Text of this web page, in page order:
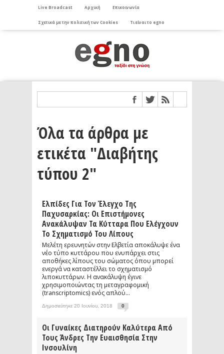
Live Broadcast Αρχική Επικοινωνία
Σχετικά με την πολιτική των Cookies Τι είναι το egno
Όλα τα άρθρα με
ετικέτα "Διαβήτης
τύπου 2"
Ελπίδες Για Τον Έλεγχο Της
Παχυσαρκίας: Οι Επιστήμονες
Ανακάλυψαν Τα Κύτταρα Που Ελέγχουν
Το Σχηματισμό Του Λίπους
Μελέτη ερευνητών στην Ελβετία αποκάλυψε ένα
νέο τύπο κυττάρου που ενυπάρχει στις
αποθήκες λίπους του σώματος όπου μπορεί
ενεργά να καταστέλλει το σχηματισμό
λιποκυττάρων. Η ανακάλυψη έγινε
χρησιμοποιώντας τη μεταγραφομική
(transcriptomics) ενός απλού...
Δημοσιεύτηκε 20 Ιουνίου, 2018 0
Οι Γυναίκες Διατηρούν Καλύτερα Από
Τους Άνδρες Την Ευαισθησία Στην
Ινσουλίνη